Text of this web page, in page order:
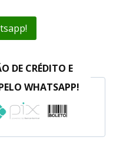
DE CRÉDITO E
WHATSAPP!